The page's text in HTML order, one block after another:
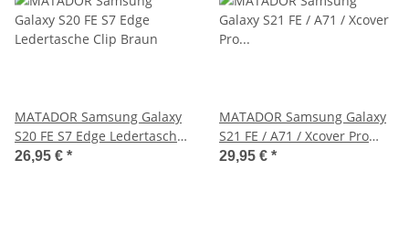
MATADOR Samsung Galaxy
S20 FE S7 Edge Ledertasche
Clip Braun
26,95 € *
MATADOR Samsung Galaxy
S21 FE / A71 / Xcover Pro
Leder-Case Braun
29,95 € *